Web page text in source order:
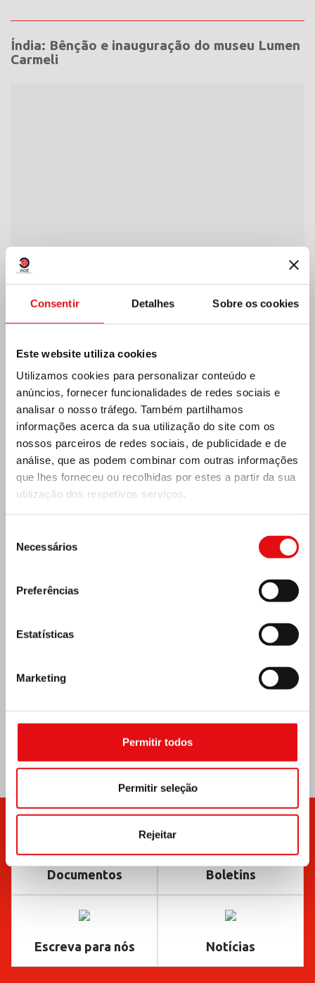
Consentir Detalhes Sobre os cookies
Este website utiliza cookies
Utilizamos cookies para personalizar conteúdo e
anúncios, fornecer funcionalidades de redes sociais e
analisar o nosso tráfego. Também partilhamos
informações acerca da sua utilização do site com os
nossos parceiros de redes sociais, de publicidade e de
análise, que as podem combinar com outras informações
que lhes forneceu ou recolhidas por estes a partir da sua
utilização dos respetivos serviços.
Necessários
Preferências
Estatísticas
Marketing
Permitir todos
Permitir seleção
Rejeitar
Índia: Bênção e inauguração do museu Lumen
Carmeli
Costa do Marfim: Duplo Jubileu de Prata
Documentos Boletins
Escreva para nós Notícias